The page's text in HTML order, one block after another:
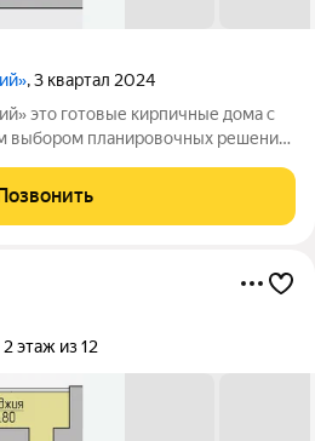
, 3 квартал 2024
с
выбором планировочных решений.
2 этаж из 12